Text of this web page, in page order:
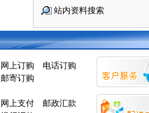
站内资料搜索
网上订购
电话订购
邮寄订购
网上支付
邮政汇款